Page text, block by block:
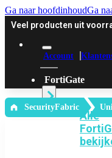
Ga naar hoofdinhoudGa
Veel producten uit
Account
FortiGate
Alle
‎ SecurityFabric